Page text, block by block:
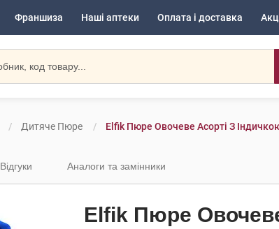
Франшиза Наші аптеки Оплата і доставка
Дитяче Пюре Elfik Пюре Овочеве Асорті З
Відгуки Аналоги та замінники
Elfik Пюре